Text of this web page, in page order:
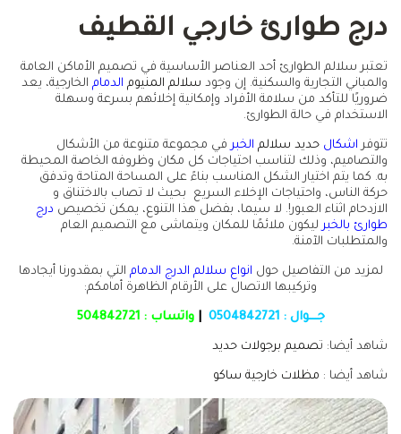
درج طوارئ خارجي القطيف
تعتبر سلالم الطوارئ أحد العناصر الأساسية في تصميم الأماكن العامة
والمباني التجارية والسكنية. إن وجود سلالم المنيوم الدمام الخارجية، يعد
ضروريًا للتأكد من سلامة الأفراد وإمكانية إخلائهم بسرعة وسهلة
الاستخدام في حالة الطوارئ.
تتوفر اشكال حديد سلالم الخبر في مجموعة متنوعة من الأشكال
والتصاميم، وذلك لتناسب احتياجات كل مكان وظروفه الخاصة المحيطة
به. كما يتم اختيار الشكل المناسب بناءً على المساحة المتاحة وتدفق
حركة الناس، واحتياجات الإخلاء السريع بحيث لا تصاب بالاختناق و
الازدحام اثناء العبور!. لا سيما، بفضل هذا التنوع، يمكن تخصيص درج
طوارئ بالخبر ليكون ملائمًا للمكان ويتماشى مع التصميم العام
والمتطلبات الآمنة.
لمزيد من التفاصيل حول انواع سلالم الدرج الدمام التي بمقدورنا أيجادها
وتركيبها الاتصال على الأرقام الظاهرة أمامكم:
جـــوال :0504842721
|واتساب :504842721
شاهد أيضا: تصميم برجولات حديد
شاهد أيضا : مظلات خارجية ساكو